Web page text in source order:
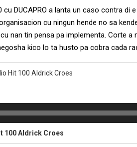
cu DUCAPRO a lanta un caso contra di
cu ningun hende no sa
nan tin pensa pa implementa. Corte a
kico lo ta husto pa cobra cada
Hit 100 Aldrick Croes
100 Aldrick Croes